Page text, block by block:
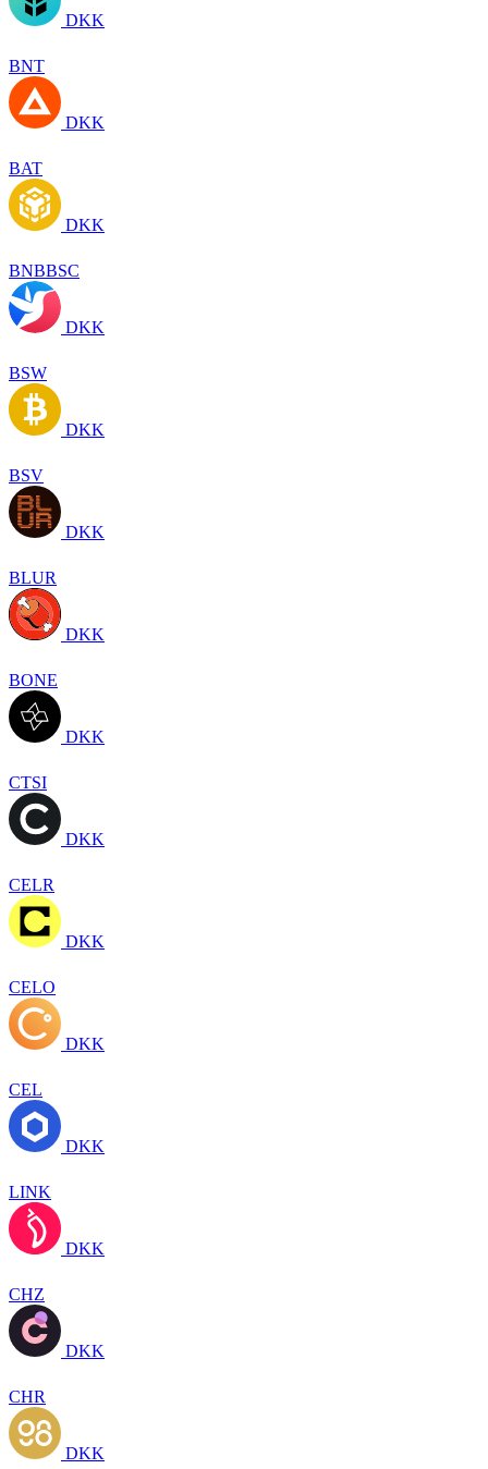
DKK
BNT
DKK
BAT
DKK
BNBBSC
DKK
BSW
DKK
BSV
DKK
BLUR
DKK
BONE
DKK
CTSI
DKK
CELR
DKK
CELO
DKK
CEL
DKK
LINK
DKK
CHZ
DKK
CHR
DKK